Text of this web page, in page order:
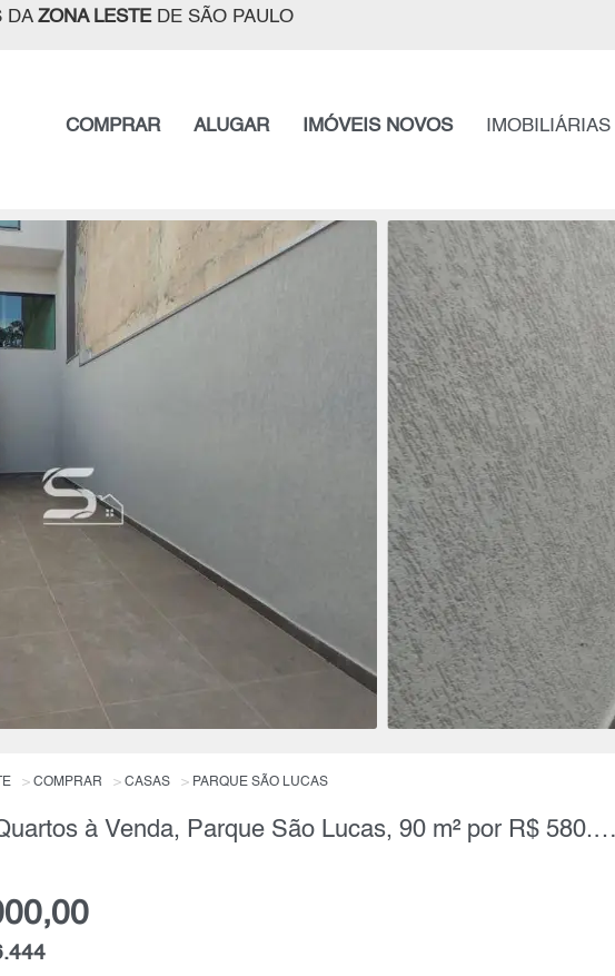
DA ZONA LESTEDE SÃO PAULO
COMPRAR ALUGAR IMÓVEIS NOVOS IMOBILIÁRIAS
COMPRAR CASAS PARQUE SÃO LUCAS
Sobrado, 3 Quartos à Venda, Parque São Lucas, 90 m² por R$ 580.000,00